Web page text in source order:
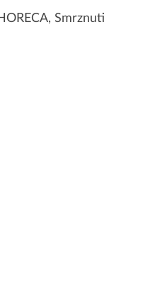
, Smrznuti